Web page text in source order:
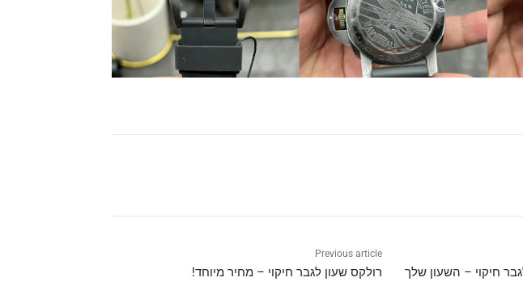
Previous article
רולקס שעון לגבר חיקוי – מחיר מיוחד! חיקוי – השעון שלך